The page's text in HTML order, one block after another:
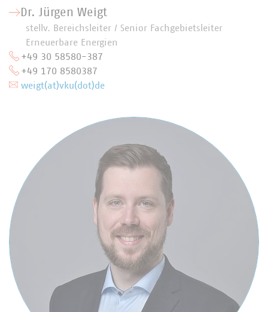
Dr. Jürgen Weigt
stellv. Bereichsleiter / Senior Fachgebietsleiter
Erneuerbare Energien
+49 30 58580-387
+49 170 8580387
weigt(at)vku(dot)de